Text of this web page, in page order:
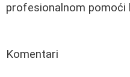
profesionalnom pomoći
Komentari